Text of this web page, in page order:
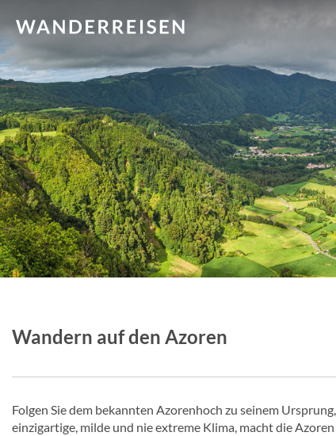
Wandern auf den Azoren
Folgen Sie dem bekannten Azorenhoch zu seinem
einzigartige, milde und nie extreme Klima, macht die